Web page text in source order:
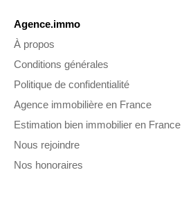
Agence.immo
À propos
Conditions générales
Politique de confidentialité
Agence immobilière en France
Estimation bien immobilier en France
Nous rejoindre
Nos honoraires